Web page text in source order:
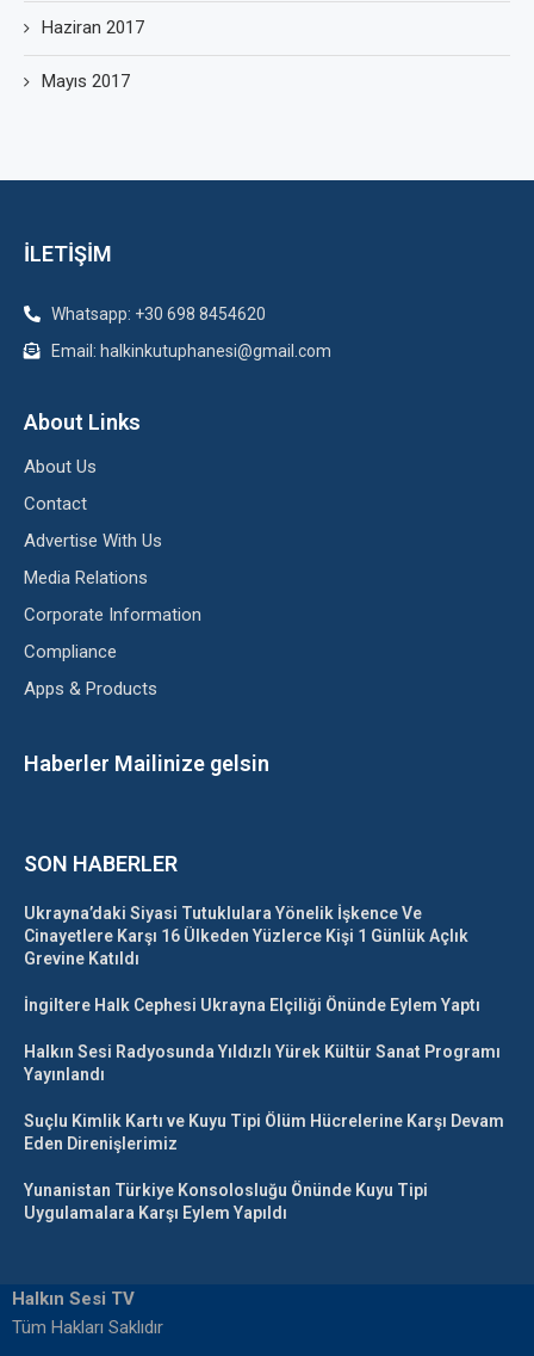
Haziran 2017
Mayıs 2017
İLETİŞİM
Whatsapp: +30 698 8454620
Email: halkinkutuphanesi@gmail.com
About Links
About Us
Contact
Advertise With Us
Media Relations
Corporate Information
Compliance
Apps & Products
Haberler Mailinize gelsin
SON HABERLER
Ukrayna’daki Siyasi Tutuklulara Yönelik İşkence Ve
Cinayetlere Karşı 16 Ülkeden Yüzlerce Kişi 1 Günlük Açlık
Grevine Katıldı
İngiltere Halk Cephesi Ukrayna Elçiliği Önünde Eylem Yaptı
Halkın Sesi Radyosunda Yıldızlı Yürek Kültür Sanat Programı
Yayınlandı
Suçlu Kimlik Kartı ve Kuyu Tipi Ölüm Hücrelerine Karşı Devam
Eden Direnişlerimiz
Yunanistan Türkiye Konsolosluğu Önünde Kuyu Tipi
Uygulamalara Karşı Eylem Yapıldı
Halkın Sesi TV
Tüm Hakları Saklıdır